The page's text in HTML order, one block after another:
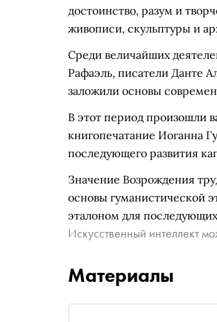
достоинство, разум и
живописи, скульптуры и
Среди величайших
Рафаэль, писатели Данте
заложили основы
В этот период произошли
книгопечатание Иоганна
последующего развития
Значение Возрождения
основы гуманистической
эталоном для
Искусственный интеллект
Материалы